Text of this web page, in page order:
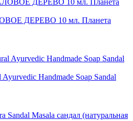
ДЕРЕВО 10 мл. Планета
Handmade Soap Sandal